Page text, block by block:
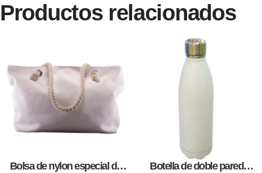
Productos relacionados
Bolsa de nylon especial de
Botella de doble pared